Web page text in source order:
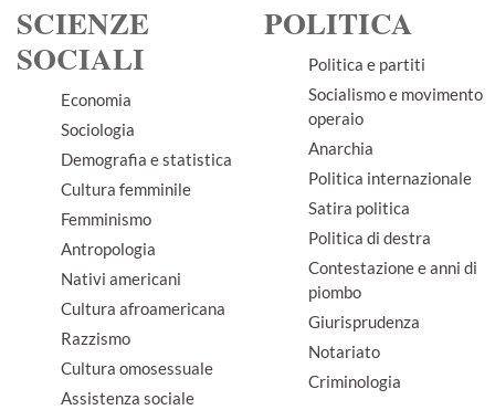
SCIENZE
SOCIALI
Economia
Sociologia
Demografia e statistica
Cultura femminile
Femminismo
Antropologia
Nativi americani
Cultura afroamericana
Razzismo
Cultura omosessuale
Assistenza sociale
POLITICA
Politica e partiti
Socialismo e movimento
operaio
Anarchia
Politica internazionale
Satira politica
Politica di destra
Contestazione e anni di
piombo
Giurisprudenza
Notariato
Criminologia